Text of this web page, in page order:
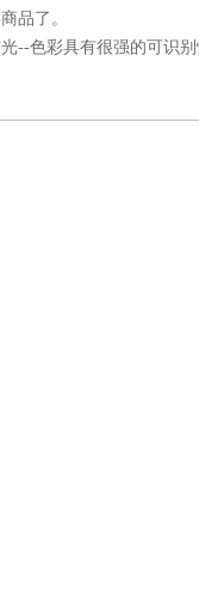
品了。
色彩具有很强的可识别